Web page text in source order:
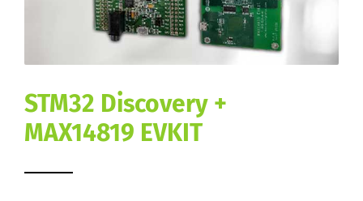
STM32 Discovery +
MAX14819 EVKIT